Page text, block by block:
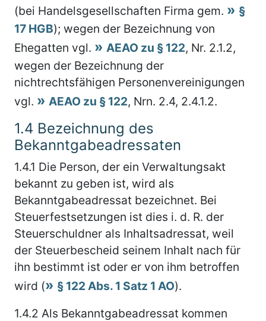
(bei Handelsgesellschaften Firma gem.
§
17 HGB); wegen der Bezeichnung von
Ehegatten vgl.
AEAO zu § 122, Nr. 2.1.2,
wegen der Bezeichnung der
nichtrechtsfähigen Personenvereinigungen
vgl.
AEAO zu § 122, Nrn. 2.4, 2.4.1.2.
1.4 Bezeichnung des
Bekanntgabeadressaten
1.4.1 Die Person, der ein Verwaltungsakt
bekannt zu geben ist, wird als
Bekanntgabeadressat bezeichnet. Bei
Steuerfestsetzungen ist dies i. d. R. der
Steuerschuldner als Inhaltsadressat, weil
der Steuerbescheid seinem Inhalt nach für
ihn bestimmt ist oder er von ihm betroffen
wird (
§ 122 Abs. 1 Satz 1 AO).
1.4.2 Als Bekanntgabeadressat kommen